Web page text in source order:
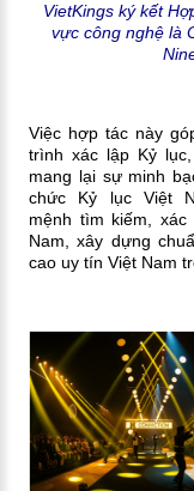
VietKings ký kết
vực công nghệ là
Việc hợp tác này
trình xác lập Kỷ
mang lại sự minh
chức Kỷ lục Việt
mệnh tìm kiếm,
Nam, xây dựng
cao uy tín Việt Nam